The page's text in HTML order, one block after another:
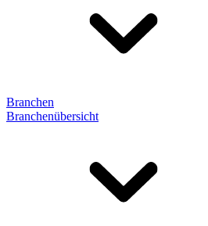
Branchen
Branchenübersicht